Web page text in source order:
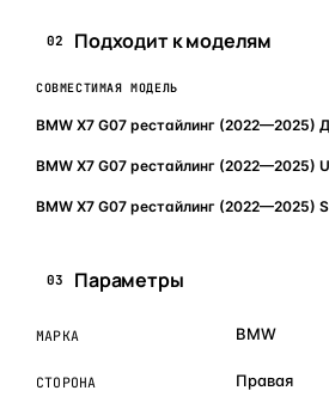
02 Подходит к моделям
СОВМЕСТИМАЯ МОДЕЛЬ
BMW X7 G07 рестайлинг (2022—2025)
BMW X7 G07 рестайлинг (2022—2025)
BMW X7 G07 рестайлинг (2022—2025)
03 Параметры
МАРКА BMW
СТОРОНА Правая